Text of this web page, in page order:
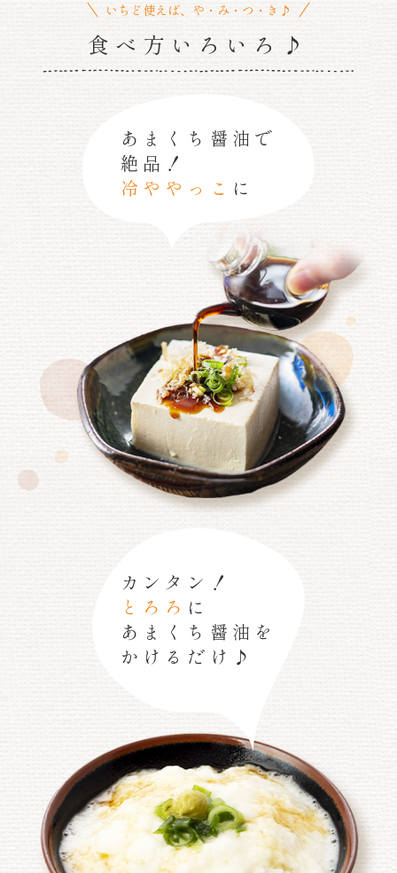
いちど使えば、や・み・つ・き♪
食べ方いろいろ♪
あまくち醤油で
絶品！
冷ややっこ に
カンタン！
とろろ に
あまくち醤油を
かけるだけ♪